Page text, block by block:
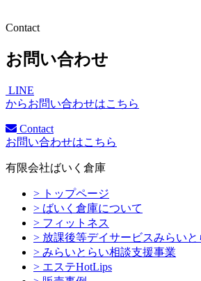
Contact
お問い合わせ
LINE
からお問い合わせはこちら
Contact
お問い合わせはこちら
有限会社ばいく倉庫
> トップページ
> ばいく倉庫について
> フィットネス
> 放課後等デイサービスみらいと
> みらいとらい相談支援事業
> エステHotLips